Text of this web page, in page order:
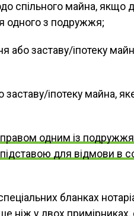
спільного майна, якщо
одного з подружжя;
або заставу/іпотеку
іпотеку майна,
одним із подружжя
для відмови в
бланках